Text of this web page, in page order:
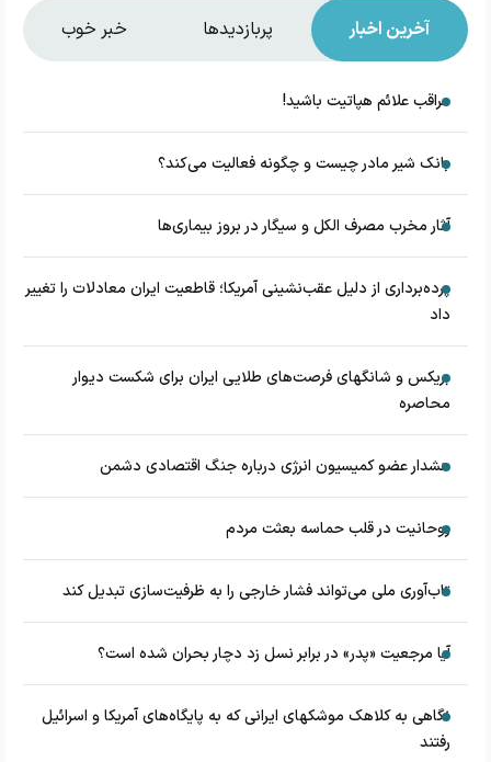
آخرین اخبار پربازدیدها خبر خوب
مراقب علائم هپاتیت باشید!
بانک شیر مادر چیست و چگونه فعالیت می‌کند؟
آثار مخرب مصرف الکل و سیگار در بروز بیماری‌ها
پرده‌برداری از دلیل عقب‌نشینی آمریکا؛ قاطعیت ایران معادلات را تغییر
داد
بریکس و شانگهای فرصت‌های طلایی ایران برای شکست دیوار
محاصره
هشدار عضو کمیسیون انرژی درباره جنگ اقتصادی دشمن
روحانیت در قلب حماسه بعثت مردم
تاب‌آوری ملی می‌تواند فشار خارجی را به ظرفیت‌سازی تبدیل کند
آیا مرجعیت «پدر» در برابر نسل زد دچار بحران شده است؟
نگاهی به کلاهک‎ موشک‎های ایرانی که به پایگاه‌های آمریکا و اسرائیل
رفتند